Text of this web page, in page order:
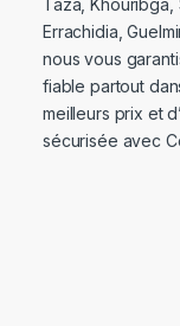
Taza, Khouribga,
Errachidia,
nous vous
fiable partout
meilleurs prix et
sécurisée avec